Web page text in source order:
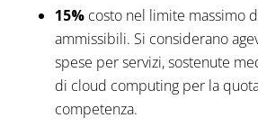
15% costo nel limite massimo
ammissibili. Si considerano
spese per servizi, sostenute
di cloud computing per la
competenza.